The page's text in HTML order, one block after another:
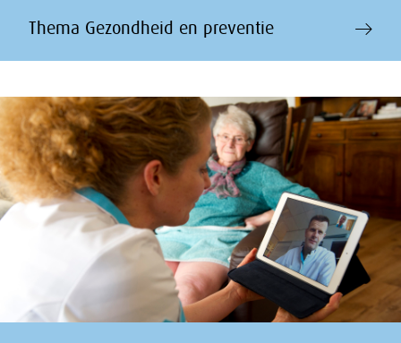
Thema Gezondheid en preventie